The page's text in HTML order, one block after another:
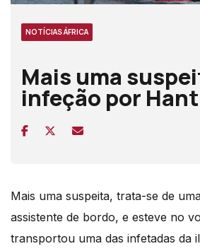
NOTÍCIAS ÁFRICA
Mais uma
infeção por
Mais uma suspeita, trata-se de
assistente de bordo, e esteve no
transportou uma das infetadas da